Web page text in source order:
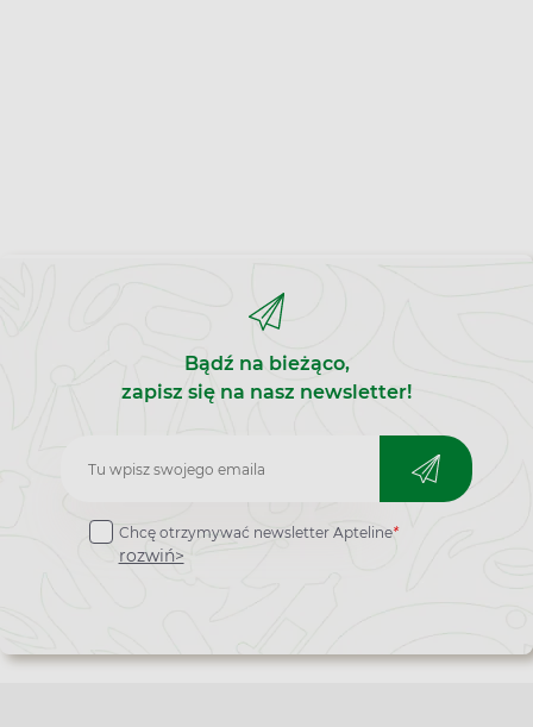
Bądź na bieżąco,
zapisz się na nasz newsletter!
Zapisz
do
newslettera
Chcę otrzymywać newsletter Apteline*
rozwiń>